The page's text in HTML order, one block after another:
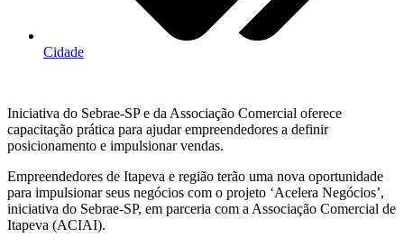
Cidade
Iniciativa do Sebrae-SP e da Associação Comercial oferece
capacitação prática para ajudar empreendedores a definir
posicionamento e impulsionar vendas.
Empreendedores de Itapeva e região terão uma nova oportunidade
para impulsionar seus negócios com o projeto ‘Acelera Negócios’,
iniciativa do Sebrae-SP, em parceria com a Associação Comercial de
Itapeva (ACIAI).